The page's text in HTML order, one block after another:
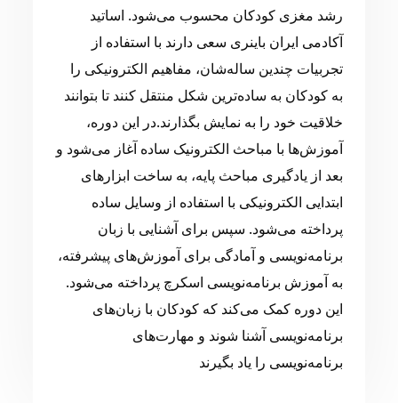
رشد مغزی کودکان محسوب می‌شود. اساتید
آکادمی ایران باینری سعی دارند با استفاده از
تجربیات چندین ساله‌شان، مفاهیم الکترونیکی را
به کودکان به ساده‌ترین شکل منتقل کنند تا بتوانند
خلاقیت خود را به نمایش بگذارند.در این دوره،
آموزش‌ها با مباحث الکترونیک ساده آغاز می‌شود و
بعد از یادگیری مباحث پایه، به ساخت ابزارهای
ابتدایی الکترونیکی با استفاده از وسایل ساده
پرداخته می‌شود. سپس برای آشنایی با زبان
برنامه‌نویسی و آمادگی برای آموزش‌های پیشرفته،
به آموزش برنامه‌نویسی اسکرچ پرداخته می‌شود.
این دوره کمک می‌کند که کودکان با زبان‌های
برنامه‌نویسی آشنا شوند و مهارت‌های
برنامه‌نویسی را یاد بگیرند